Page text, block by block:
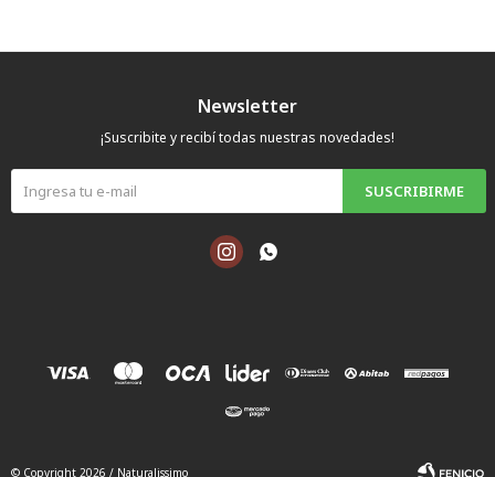
Newsletter
¡Suscribite y recibí todas nuestras novedades!
SUSCRIBIRME
 
© Copyright 2026 / Naturalissimo